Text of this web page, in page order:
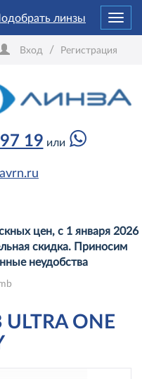
Вход / Регистрация
19 или
цен, с 1 января 2026
скидка. Приносим
неудобства
линзы
ULTRA ONE